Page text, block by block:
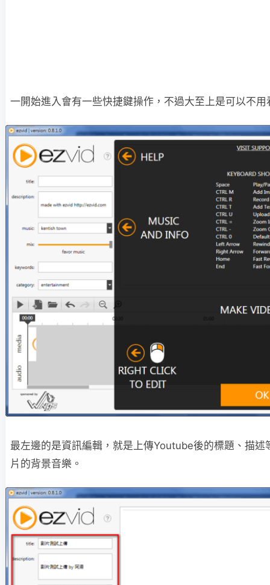
一開始進入會有一些快捷鍵操作，不過大至上是可以不用
最左邊的是資訊編輯，就是上傳Youtube後的標題、描
片的背景音樂。